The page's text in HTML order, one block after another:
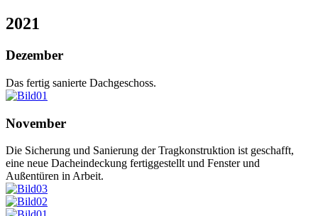
2021
Dezember
Das fertig sanierte Dachgeschoss.
November
Die Sicherung und Sanierung der Tragkonstruktion ist geschafft,
eine neue Dacheindeckung fertiggestellt und Fenster und
Außentüren in Arbeit.